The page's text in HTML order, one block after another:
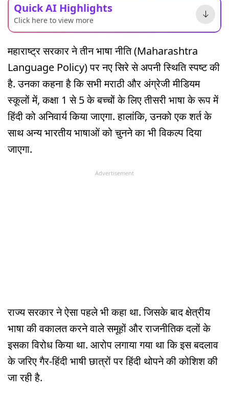
Quick AI Highlights
Click here to view more
महाराष्ट्र सरकार ने तीन भाषा नीति (Maharashtra
Language Policy) पर नए सिरे से अपनी स्थिति स्पष्ट की
है. उनका कहना है कि सभी मराठी और अंग्रेजी मीडियम
स्कूलों में, कक्षा 1 से 5 के बच्चों के लिए तीसरी भाषा के रूप में
हिंदी को अनिवार्य किया जाएगा. हालांकि, उनको एक शर्त के
साथ अन्य भारतीय भाषाओं को चुनने का भी विकल्प दिया
जाएगा.
Advertisement
राज्य सरकार ने ऐसा पहले भी कहा था. जिसके बाद क्षेत्रीय
भाषा की वकालत करने वाले समूहों और राजनीतिक दलों के
इसका विरोध किया था. आरोप लगाया गया था कि इस बदलाव
के जरिए गैर-हिंदी भाषी छात्रों पर हिंदी थोपने की कोशिश की
जा रही है.